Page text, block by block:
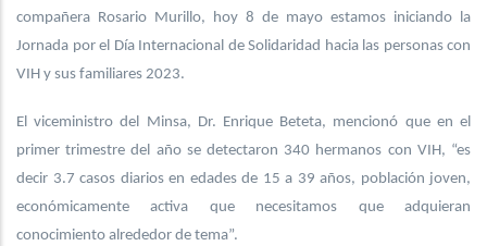
compañera Rosario Murillo, hoy 8 de mayo estamos iniciando la
Jornada por el Día Internacional de Solidaridad hacia las personas con
VIH y sus familiares 2023.
El viceministro del Minsa, Dr. Enrique Beteta, mencionó que en el
primer trimestre del año se detectaron 340 hermanos con VIH, “es
decir 3.7 casos diarios en edades de 15 a 39 años, población joven,
económicamente activa que necesitamos que adquieran
conocimiento alrededor de tema”.